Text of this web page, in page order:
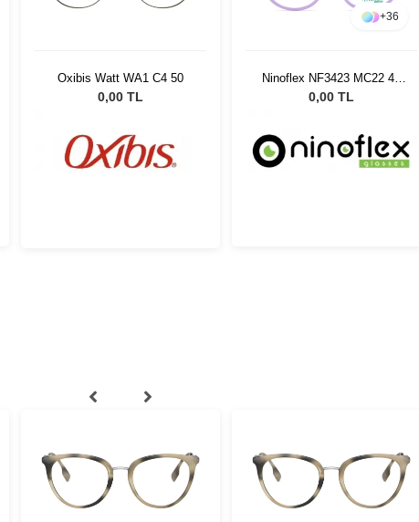
Oxibis Watt WA1 C4 50
0,00 TL
+36
Ninoflex NF3423 MC22 42
15 128
0,00 TL